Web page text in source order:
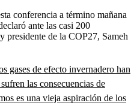
conferencia a término mañana
ante las casi 200
presidente de la COP27, Sameh
gases de efecto invernadero han
las consecuencias de
es una vieja aspiración de los